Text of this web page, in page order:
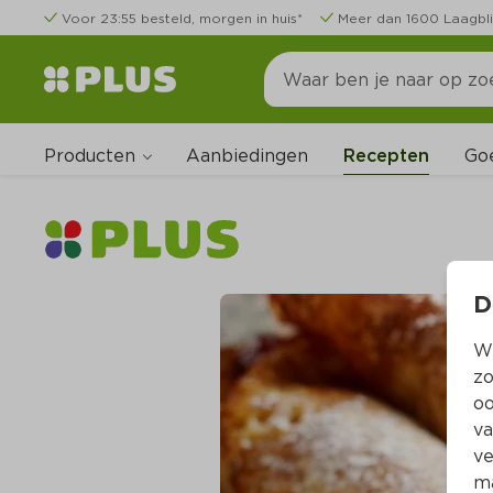
Voor 23:55 besteld, morgen in huis* Meer dan 1600
Producten Aanbiedingen Recepten